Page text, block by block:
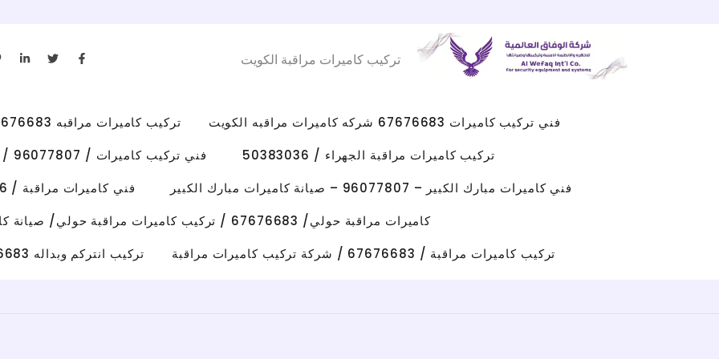
تركيب كاميرات مراقبة الكويت F
a
o
k
f
T
w
r
L
i
i
n
i
فني تركيب كاميرات 67676683 شركه كاميرات مراقبه الكويت
تركيب كاميرات مراقبه 67676683 رقم فني كاميرات مراقبه الكويت
تركيب كاميرات مراقبة الجهراء / 50383036
فني تركيب كاميرات / 96077807 / تركيب كاميرات الاحمدي
فني كاميرات مبارك الكبير – 96077807 – صيانة كاميرات مبارك الكبير
فني كاميرات مراقبة / 50383036 / تركيب كاميرات الفروانية
كاميرات مراقبة حولي/ 67676683 / تركيب كاميرات مراقبة حولي/ صيانة كاميرات حولي
تركيب كاميرات مراقبة / 67676683 / شركة تركيب كاميرات مراقبة
تركيب انتركم وبداله 67676683 فني تصليح انتركم وكاميرات